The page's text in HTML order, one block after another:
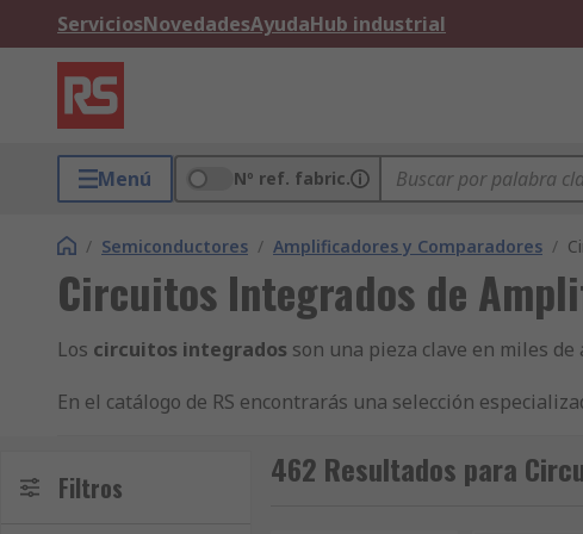
ServiciosNovedadesAyudaHub industrial
Menú Nº ref. fabric.
/ Semiconductores / Amplificadores y Comparadores /
Circuitos Integrados de
Los circuitos integrados son una pieza clave en miles
En el catálogo de RS encontrarás una selección
Filtros 462 Resultados para